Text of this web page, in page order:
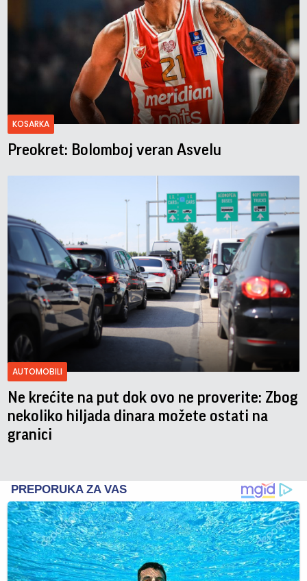
KOSARKA
Preokret: Bolomboj veran Asvelu
AUTOMOBILI
Ne krećite na put dok ovo ne proverite: Zbog
nekoliko hiljada dinara možete ostati na
granici